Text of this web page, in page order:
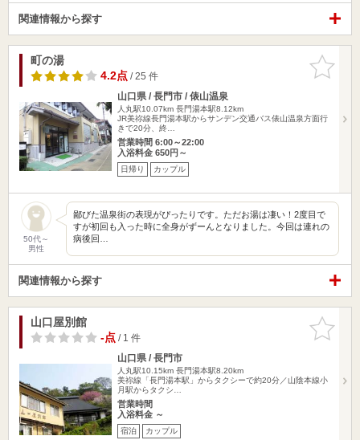
関連情報から探す
お気に入
りに追加
町の湯
4.2点/ 25 件
山口県 / 長門市 / 俵山温泉
人丸駅10.07km 長門湯本駅8.12km
JR美祢線長門湯本駅からサンデン交通バス俵山温泉方面行
きで20分、終…
営業時間 6:00～22:00
入浴料金 650円～
日帰り カップル
50代～
男性
鄙びた温泉街の表現がぴったりです。ただお湯は凄い！2度目で
すが初回も入った時に全身がずーんとなりました。今回は連れの
病後回…
関連情報から探す
お気に入
りに追加
山口屋別館
-点/ 1 件
山口県 / 長門市
人丸駅10.15km 長門湯本駅8.20km
美祢線「長門湯本駅」からタクシーで約20分／山陰本線小
月駅からタクシ…
営業時間
入浴料金 ～
宿泊 カップル